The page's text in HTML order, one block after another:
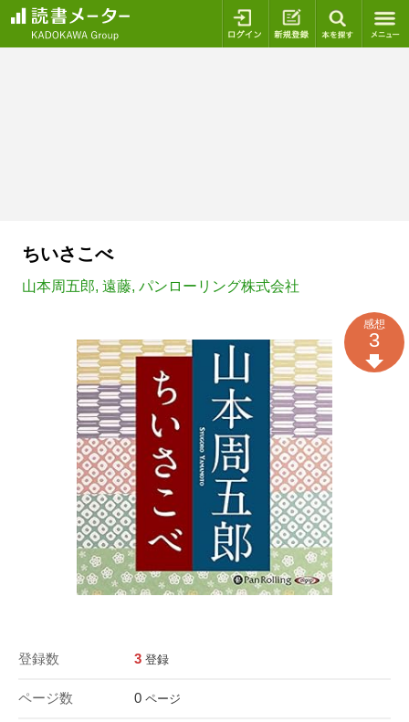
ログイン 新規登録
ちいさこべ
山本周五郎, 遠藤, パンローリング株式会社
登録数 3 登録
ページ数 0 ページ
感想
3